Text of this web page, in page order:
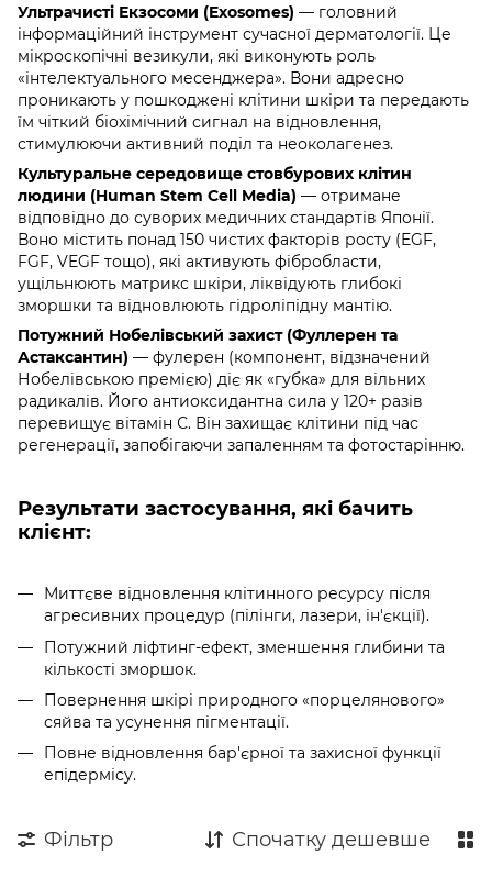
Ультрачисті Екзосоми (Exosomes) — головний
інформаційний інструмент сучасної дерматології. Це
мікроскопічні везикули, які виконують роль
«інтелектуального месенджера». Вони адресно
проникають у пошкоджені клітини шкіри та передають
їм чіткий біохімічний сигнал на відновлення,
стимулюючи активний поділ та неоколагенез.
Культуральне середовище стовбурових клітин
людини (Human Stem Cell Media) — отримане
відповідно до суворих медичних стандартів Японії.
Воно містить понад 150 чистих факторів росту (EGF,
FGF, VEGF тощо), які активують фібробласти,
ущільнюють матрикс шкіри, ліквідують глибокі
зморшки та відновлюють гідроліпідну мантію.
Потужний Нобелівський захист (Фуллерен та
Астаксантин) — фулерен (компонент, відзначений
Нобелівською премією) діє як «губка» для вільних
радикалів. Його антиоксидантна сила у 120+ разів
перевищує вітамін С. Він захищає клітини під час
регенерації, запобігаючи запаленням та фотостарінню.
Результати застосування, які бачить
клієнт:
Миттєве відновлення клітинного ресурсу після
агресивних процедур (пілінги, лазери, ін'єкції).
Потужний ліфтинг-ефект, зменшення глибини та
кількості зморшок.
Повернення шкірі природного «порцелянового»
сяйва та усунення пігментації.
Повне відновлення бар'єрної та захисної функції
епідермісу.
Фільтр Спочатку дешевше